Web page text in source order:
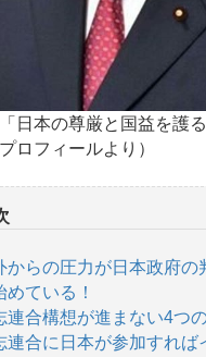
日本の尊厳と国益を護
ロフィールより）
からの圧力が日本政府の
めている！
連合構想が進まない4つ
連合に日本が参加すれば